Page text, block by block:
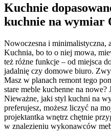
Kuchnie
kuchnie na wymiar
Nowoczesna i minimalistyczna,
Kuchnia, bo to o niej mowa,
też różne funkcje – od miejsca
jadalnię czy domowe biuro.
Masz w planach remont tego
stare meble kuchenne na nowe?
Nieważne, jaki styl kuchni na
preferujesz, możesz liczyć na
projektantka wnętrz chętnie
w znalezieniu wykonawców